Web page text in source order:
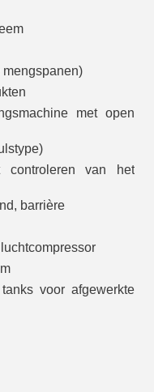
mengspanen)
met open
controleren van het
barrière
voor afgewerkte